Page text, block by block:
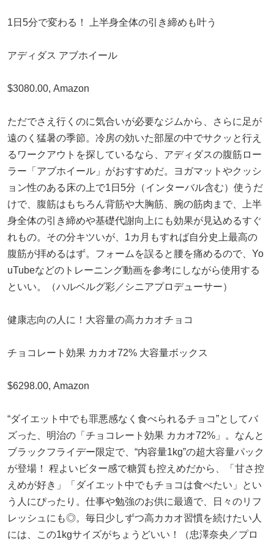
1日5分で変わる！ 上半身全体の引き締めも叶う
アディダス アブホイール
$3080.00, Amazon
ただでさえ行くのに気合いが必要なジムから、さらに足が
遠のく猛暑の季節。冷房の効いた部屋の中でサクッと行え
るワークアウトを探しているなら、アディダスの腹筋ロー
ラー「アブホイール」がおすすめだ。ヨガマットやクッシ
ョン性のある床の上で1日5分（インターバル含む）使うだ
けで、腹筋はもちろん背筋や大胸筋、腕の筋肉まで、上半
身全体の引き締めや基礎代謝向上にも効果が見込めるすぐ
れもの。その分キツいが、1カ月もすれば自分史上最高の
腹筋が拝めるはず。フォームを誤ると腰を痛めるので、Yo
uTubeなどのトレーニング動画を参考にしながら使用する
といい。（ハルベルグ彩／シニアプロデューサー）
健康志向の人に！大容量の高カカオチョコ
チョコレート効果 カカオ72% 大容量ボックス
$6298.00, Amazon
“ダイエット中でも罪悪感なく食べられるチョコ”としてバ
ズった、明治の「チョコレート効果 カカオ72%」。なんと
ブラックフライデー限定で、“内容量1kg”の超大容量パック
が登場！ 程よいビター感で糖質も控えめだから、「甘さ控
えめが好き」「ダイエット中でもチョコは食べたい」とい
う人にぴったり。仕事や勉強のお供に最適で、日々のリフ
レッシュにも◎。毎日少しずつ高カカオ習慣を続けたい人
には、この1kgサイズがちょうどいい！（忠澤奈央／プロ